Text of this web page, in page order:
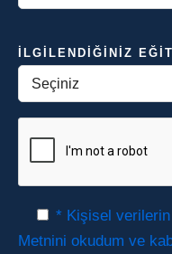
İLGILENDIĞINIZ
* Kişisel
Metnini okudum ve